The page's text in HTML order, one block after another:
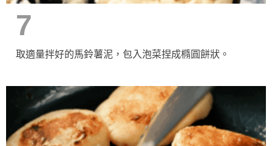
7
取適量拌好的馬鈴薯泥，包入泡菜捏成橢圓餅狀。